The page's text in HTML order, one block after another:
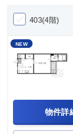
403(4階)
NEW
物件詳